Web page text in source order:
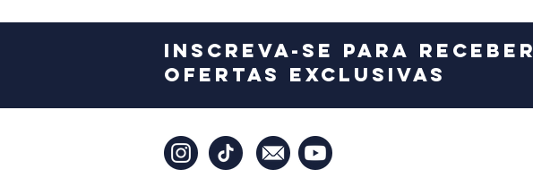
Inscreva-se para receber
ofertas exclusivas